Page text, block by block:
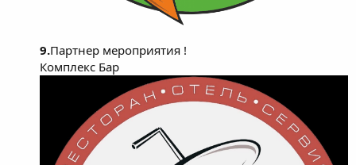
9.Партнер мероприятия !
Комплекс Бар